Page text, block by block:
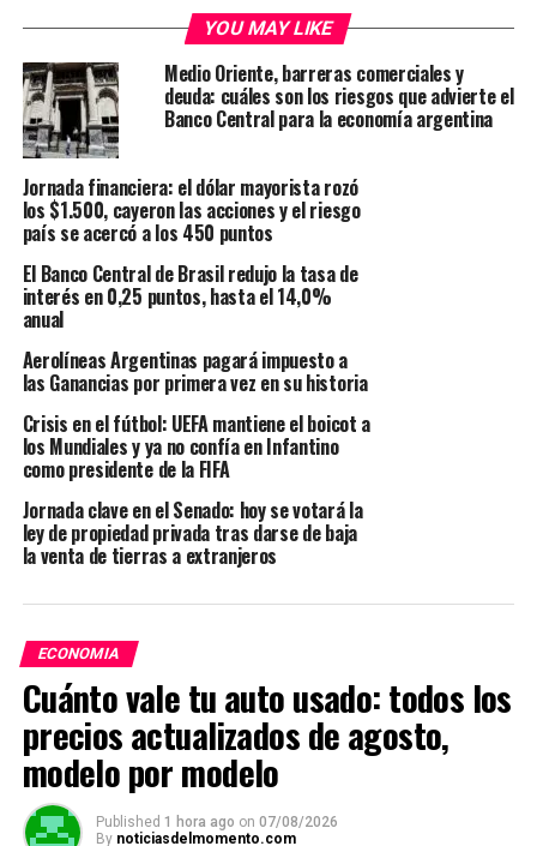
YOU MAY LIKE
Medio Oriente, barreras comerciales y
deuda: cuáles son los riesgos que advierte el
Banco Central para la economía argentina
Jornada financiera: el dólar mayorista rozó
los $1.500, cayeron las acciones y el riesgo
país se acercó a los 450 puntos
El Banco Central de Brasil redujo la tasa de
interés en 0,25 puntos, hasta el 14,0%
anual
Aerolíneas Argentinas pagará impuesto a
las Ganancias por primera vez en su historia
Crisis en el fútbol: UEFA mantiene el boicot a
los Mundiales y ya no confía en Infantino
como presidente de la FIFA
Jornada clave en el Senado: hoy se votará la
ley de propiedad privada tras darse de baja
la venta de tierras a extranjeros
ECONOMIA
Cuánto vale tu auto usado: todos los
precios actualizados de agosto,
modelo por modelo
Published 1 hora ago on 07/08/2026
By noticiasdelmomento.com